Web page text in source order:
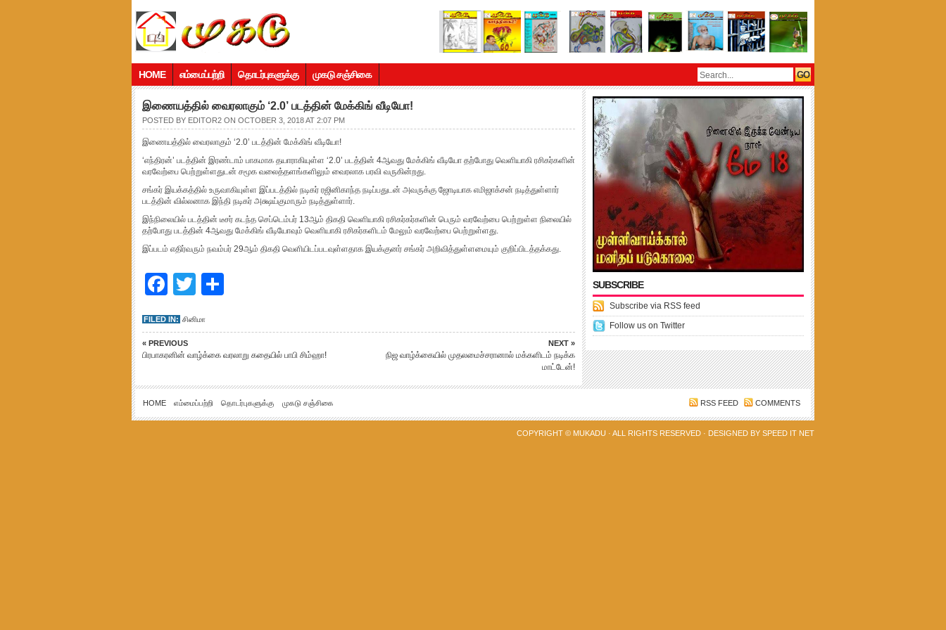
HOME எம்மைப்பற்றி தொடர்புகளுக்கு முகடு சஞ்சிகை
இணையத்தில் வைரலாகும் ‘2.0’ படத்தின் மேக்கிங் வீடியோ!
POSTED BY EDITOR2 ON OCTOBER 3, 2018 AT 2:07 PM
இணையத்தில் வைரலாகும் ‘2.0’ படத்தின் மேக்கிங் வீடியோ!
‘எந்திரன்’ படத்தின் இரண்டாம் பாகமாக தயாராகியுள்ள ‘2.0’ படத்தின் 4ஆவது மேக்கிங் வீடியோ தற்போது வெளியாகி ரசிகர்களின்
வரவேற்பை பெற்றுள்ளதுடன் சமூக வலைத்தளங்களிலும் வைரலாக பரவி வருகின்றது.
சங்கர் இயக்கத்தில் உருவாகியுள்ள இப்படத்தில் நடிகர் ரஜினிகாந்த நடிப்பதுடன் அவருக்கு ஜோடியாக எமிஜாக்சன் நடித்துள்ளார்
படத்தின் வில்லனாக இந்தி நடிகர் அக்ஷய்குமாரும் நடித்துள்ளார்.
இந்நிலையில் படத்தின் டீசர் கடந்த செப்டெம்பர் 13ஆம் திகதி வெளியாகி ரசிகர்கர்களின் பெரும் வரவேற்பை பெற்றுள்ள நிலையில்
தற்போது படத்தின் 4ஆவது மேக்கிங் வீடியோவும் வெளியாகி ரசிகர்களிடம் மேலும் வரவேற்பை பெற்றுள்ளது.
இப்படம் எதிர்வரும் நவம்பர் 29ஆம் திகதி வெளியிடப்படவுள்ளதாக இயக்குனர் சங்கர் அறிவித்துள்ளமையும் குறிப்பிடத்தக்கது.
Facebook
Twitter
FILED IN: சினிமா
« PREVIOUS
பிரபாகரனின் வாழ்க்கை வரலாறு கதையில் பாபி சிம்ஹா!
NEXT »
நிஜ வாழ்க்கையில் முதலமைச்சரானால் மக்களிடம் நடிக்க
மாட்டேன்!
SUBSCRIBE
Subscribe via RSS feed
Follow us on Twitter
HOME எம்மைப்பற்றி தொடர்புகளுக்கு முகடு சஞ்சிகை RSS FEED COMMENTS
COPYRIGHT © MUKADU · ALL RIGHTS RESERVED · DESIGNED BY SPEED IT NET